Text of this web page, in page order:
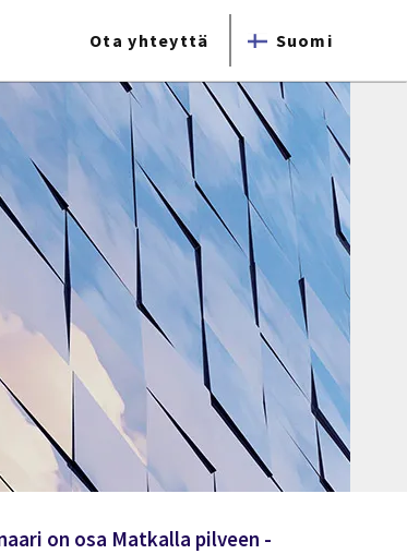
Ota yhteyttä Suomi
on osa Matkalla pilveen -